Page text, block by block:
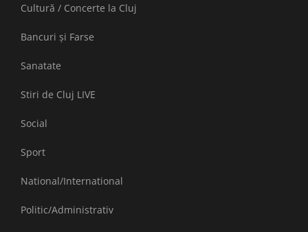
Cultură / Concerte la Cluj
Bancuri și Farse
Sanatate
Stiri de Cluj LIVE
Social
Sport
National/International
Politic/Administrativ